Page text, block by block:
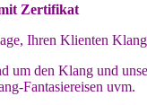
Zertifikat
Ihren Klienten
um den Klang und
Fantasiereisen uvm.